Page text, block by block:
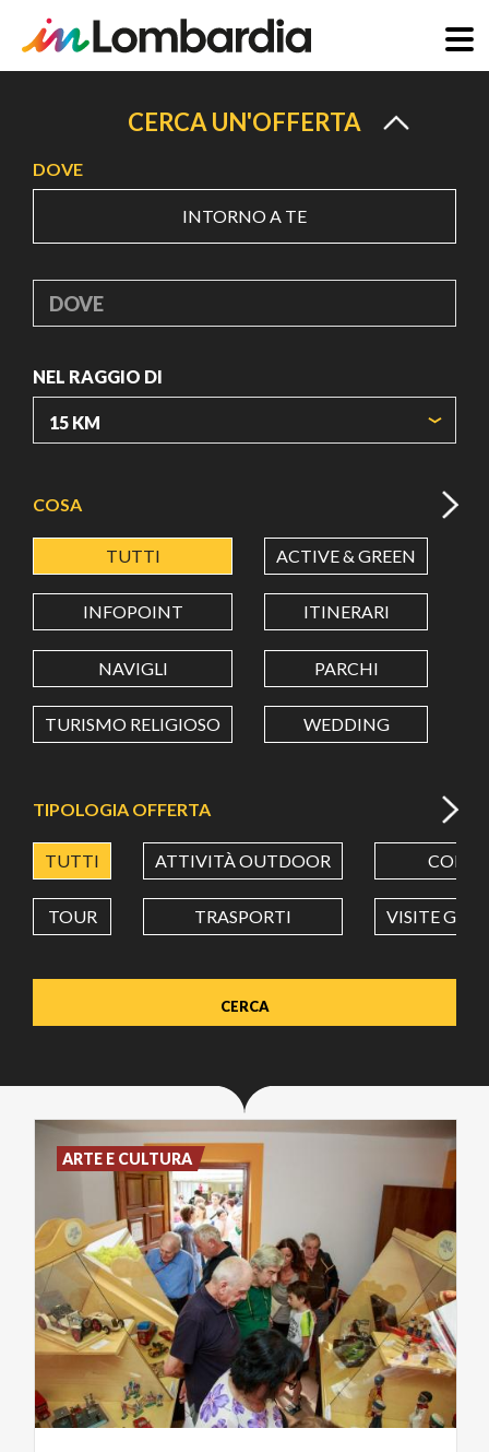
principale
CERCA UN'OFFERTA
DOVE
INTORNO A TE
DOVE
NEL RAGGIO DI
LATITUDINE
LONGITUDINE
Value in decimal degrees. Use dot (.) as decimal separator.
COSA
TUTTI ACTIVE & GREEN
INFOPOINT ITINERARI
NAVIGLI PARCHI
TURISMO RELIGIOSO WEDDING
TIPOLOGIA OFFERTA
TUTTI ATTIVITÀ OUTDOOR CORSI
TOUR TRASPORTI VISITE
ARTE E CULTURA